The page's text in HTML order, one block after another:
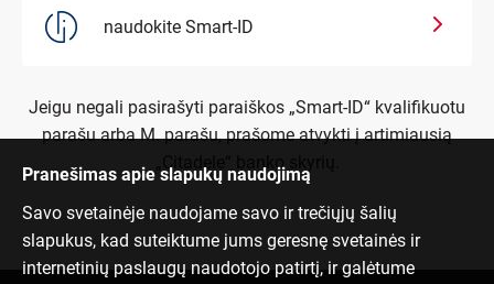
naudokite Smart-ID
Jeigu negali pasirašyti paraiškos „Smart-ID“ kvalifikuotu
parašu arba M. parašu, prašome atvykti į artimiausią
„Citadele“ banko skyrių.
Pranešimas apie slapukų naudojimą
Savo svetainėje naudojame savo ir trečiųjų šalių
slapukus, kad suteiktume jums geresnę svetainės ir
internetinių paslaugų naudotojo patirtį, ir galėtume